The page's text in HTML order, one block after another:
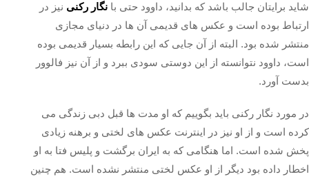
شاید برایتان جالب باشد که بدانید، داوود حتی با نگار رکنی نیز در
ارتباط بوده است و عکس های قدیمی آن ها در دنیای مجازی
منتشر شده بود. البته از آن جایی که این رابطه بسیار قدیمی بوده
است، داوود نتوانسته از این دوستی سودی ببرد و از آن نیز فالوور
بدست آورد.
در مورد نگار رکنی باید بگوییم که او مدت ها قبل دبی زندگی می
کرده است و از او نیز در اینترنت عکس های لختی و برهنه زیادی
پخش شده است. اما هنگامی که به ایران برگشت و پلیس فتا به او
اخطار داده بود دیگر از او عکس لختی منتشر نشده است. هم چنین